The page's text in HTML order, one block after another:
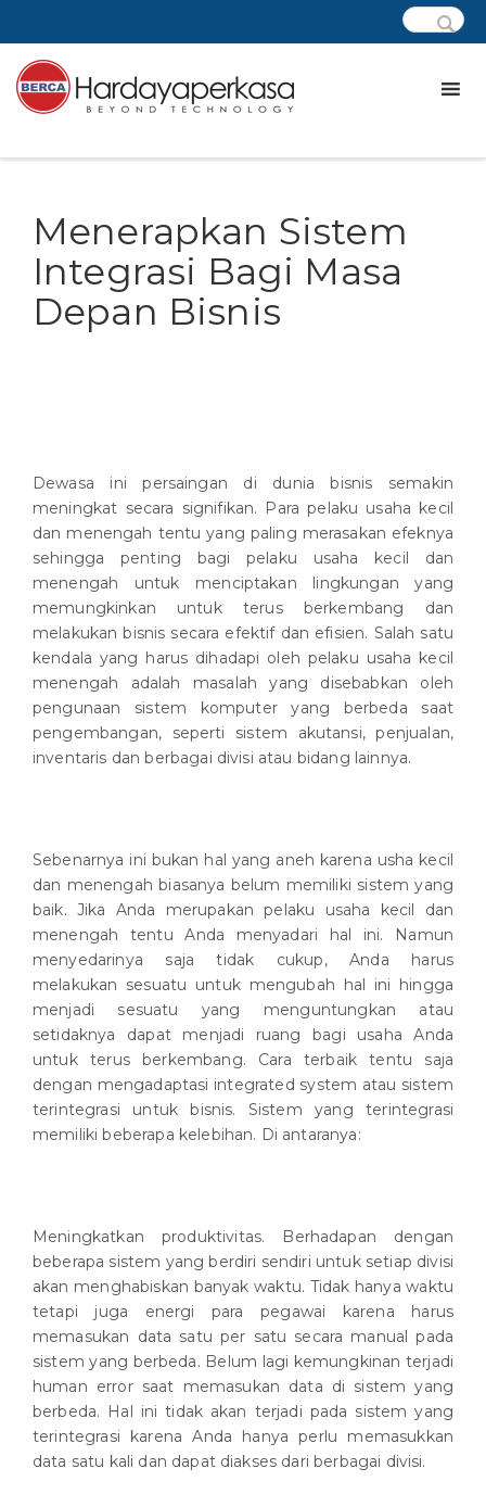
Menerapkan Sistem
Integrasi Bagi Masa
Depan Bisnis
Dewasa ini persaingan di dunia bisnis semakin
meningkat secara signifikan. Para pelaku usaha kecil
dan menengah tentu yang paling merasakan efeknya
sehingga penting bagi pelaku usaha kecil dan
menengah untuk menciptakan lingkungan yang
memungkinkan untuk terus berkembang dan
melakukan bisnis secara efektif dan efisien. Salah satu
kendala yang harus dihadapi oleh pelaku usaha kecil
menengah adalah masalah yang disebabkan oleh
pengunaan sistem komputer yang berbeda saat
pengembangan, seperti sistem akutansi, penjualan,
inventaris dan berbagai divisi atau bidang lainnya.
Sebenarnya ini bukan hal yang aneh karena usha kecil
dan menengah biasanya belum memiliki sistem yang
baik. Jika Anda merupakan pelaku usaha kecil dan
menengah tentu Anda menyadari hal ini. Namun
menyedarinya saja tidak cukup, Anda harus
melakukan sesuatu untuk mengubah hal ini hingga
menjadi sesuatu yang menguntungkan atau
setidaknya dapat menjadi ruang bagi usaha Anda
untuk terus berkembang. Cara terbaik tentu saja
dengan mengadaptasi integrated system atau sistem
terintegrasi untuk bisnis. Sistem yang terintegrasi
memiliki beberapa kelebihan. Di antaranya:
Meningkatkan produktivitas. Berhadapan dengan
beberapa sistem yang berdiri sendiri untuk setiap divisi
akan menghabiskan banyak waktu. Tidak hanya waktu
tetapi juga energi para pegawai karena harus
memasukan data satu per satu secara manual pada
sistem yang berbeda. Belum lagi kemungkinan terjadi
human error saat memasukan data di sistem yang
berbeda. Hal ini tidak akan terjadi pada sistem yang
terintegrasi karena Anda hanya perlu memasukkan
data satu kali dan dapat diakses dari berbagai divisi.